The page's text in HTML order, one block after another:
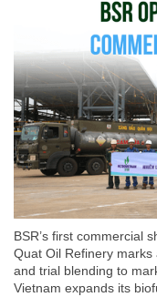
BSR’s first commercial
Quat Oil Refinery
and trial blending to
Vietnam expands its